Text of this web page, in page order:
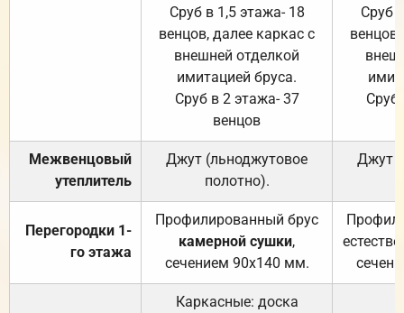
Сруб в 1,5 этажа- 18
венцов, далее каркас с
внешней отделкой
имитацией бруса.
Сруб в 2 этажа- 37
венцов
Сруб
Сруб
Межвенцовый
утеплитель
Джут (льноджутовое
полотно).
Джут
Перегородки 1-
го этажа
Профилированный брус
камерной сушки,
сечением 90х140 мм.
Каркасные: доска